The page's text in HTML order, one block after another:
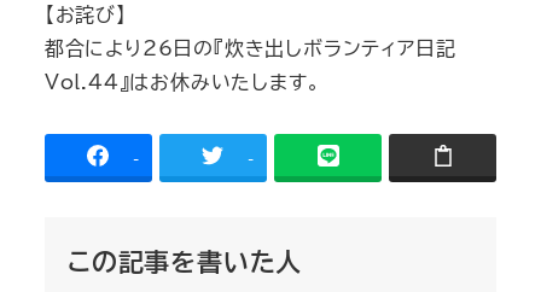
【お詫び】
都合により26日の『炊き出しボランティア日記
Vol.44』はお休みいたします。
- -
この記事を書いた人